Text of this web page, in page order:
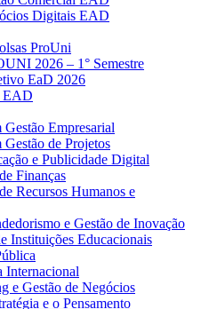
Digitais EAD
ProUni
2026 – 1° Semestre
EaD 2026
EAD
Empresarial
de Projetos
e Publicidade Digital
Finanças
Recursos Humanos e
e Gestão de Inovação
Instituições Educacionais
Internacional
e Gestão de Negócios
e o Pensamento